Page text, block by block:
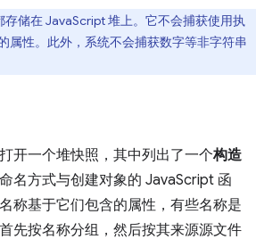
存储在 JavaScript 堆上。它不会捕获使用执
属性。此外，系统不会捕获数字等非字符串
开一个堆快照，其中列出了一个构造
名方式与创建对象的 JavaScript 函
称基于它们包含的属性，有些名称是
先按名称分组，然后按其来源源文件